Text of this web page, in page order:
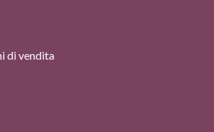
di vendita